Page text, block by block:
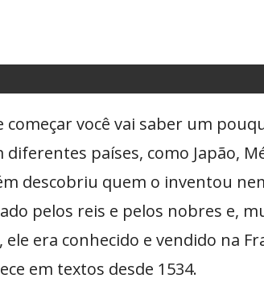
você vai saber um
países, como Japão,
descobriu quem o inventou
pelos reis e pelos nobres e,
era conhecido e vendido na
em textos desde 1534.